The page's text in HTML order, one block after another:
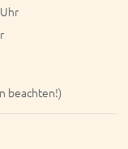
beachten!)